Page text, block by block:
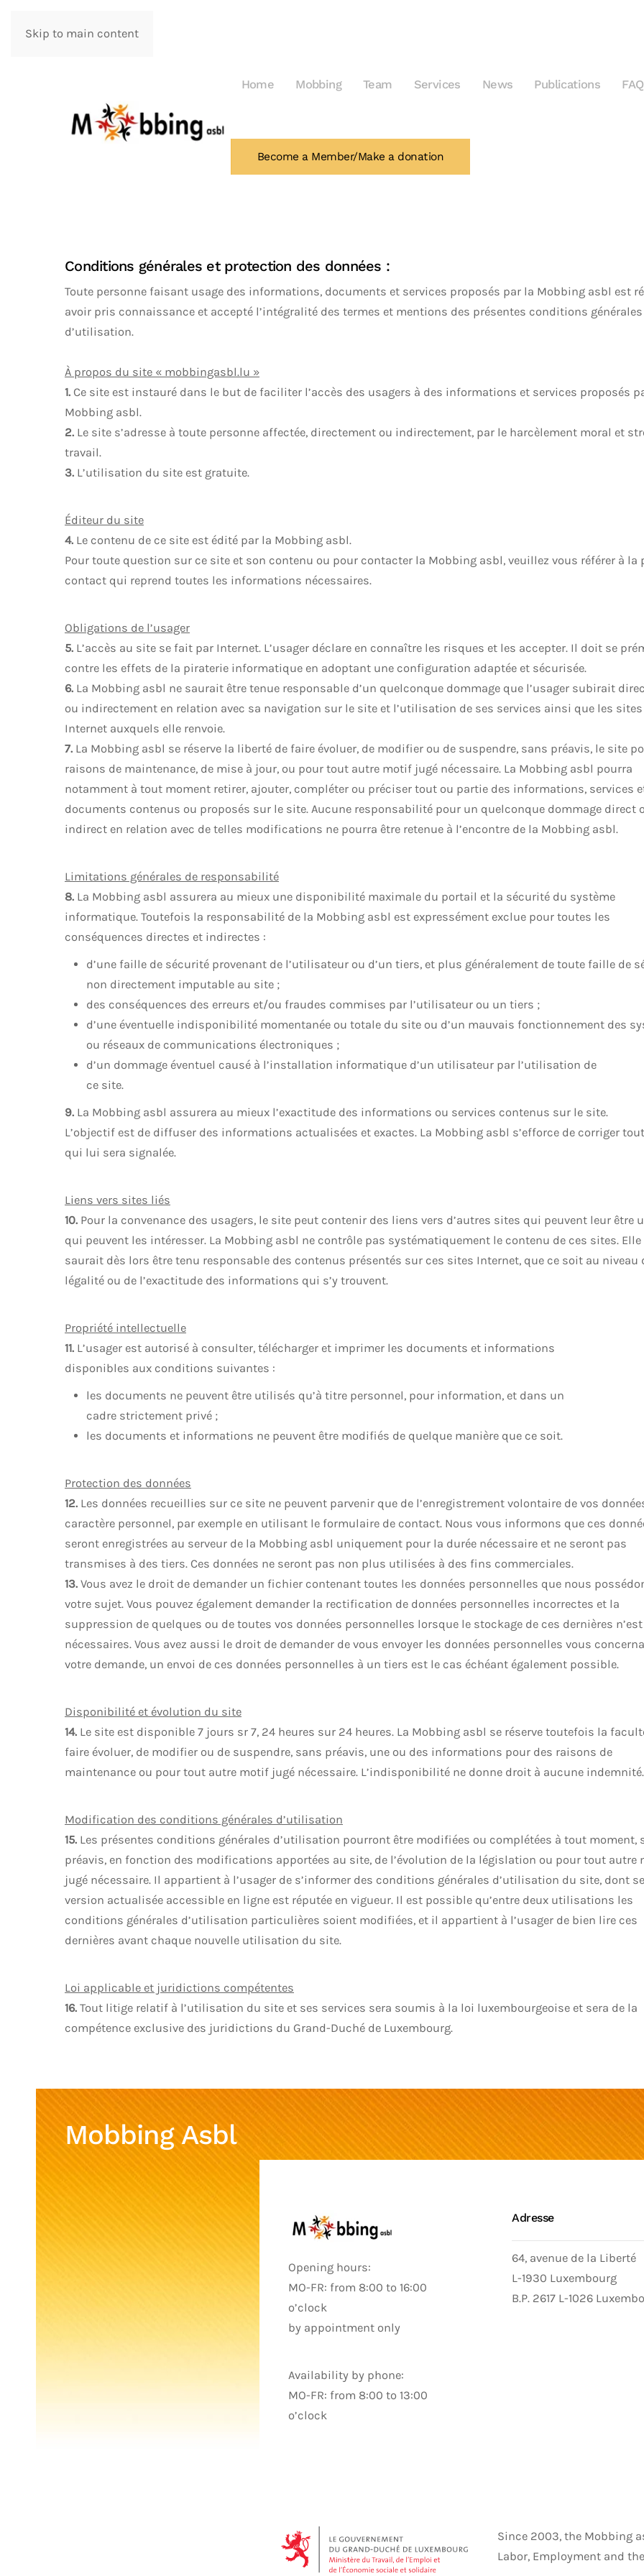
Skip to main content
Home Mobbing Team Services News Publications FAQ
Become a Member/Make a donation
Conditions générales et protection des données :
Toute personne faisant usage des informations, documents et services proposés par la Mobbing asbl est
avoir pris connaissance et accepté l’intégralité des termes et mentions des présentes conditions générales
d’utilisation.
À propos du site « mobbingasbl.lu »
1. Ce site est instauré dans le but de faciliter l’accès des usagers à des informations et services proposés
Mobbing asbl.
2. Le site s’adresse à toute personne affectée, directement ou indirectement, par le harcèlement moral et
travail.
3. L’utilisation du site est gratuite.
Éditeur du site
4. Le contenu de ce site est édité par la Mobbing asbl.
Pour toute question sur ce site et son contenu ou pour contacter la Mobbing asbl, veuillez vous référer à la
contact qui reprend toutes les informations nécessaires.
Obligations de l’usager
5. L’accès au site se fait par Internet. L’usager déclare en connaître les risques et les accepter. Il doit se
contre les effets de la piraterie informatique en adoptant une configuration adaptée et sécurisée.
6. La Mobbing asbl ne saurait être tenue responsable d’un quelconque dommage que l’usager subirait
ou indirectement en relation avec sa navigation sur le site et l’utilisation de ses services ainsi que les sites
Internet auxquels elle renvoie.
7. La Mobbing asbl se réserve la liberté de faire évoluer, de modifier ou de suspendre, sans préavis, le site
raisons de maintenance, de mise à jour, ou pour tout autre motif jugé nécessaire. La Mobbing asbl pourra
notamment à tout moment retirer, ajouter, compléter ou préciser tout ou partie des informations, services
documents contenus ou proposés sur le site. Aucune responsabilité pour un quelconque dommage direct
indirect en relation avec de telles modifications ne pourra être retenue à l’encontre de la Mobbing asbl.
Limitations générales de responsabilité
8. La Mobbing asbl assurera au mieux une disponibilité maximale du portail et la sécurité du système
informatique. Toutefois la responsabilité de la Mobbing asbl est expressément exclue pour toutes les
conséquences directes et indirectes :
d’une faille de sécurité provenant de l’utilisateur ou d’un tiers, et plus généralement de toute faille de
non directement imputable au site ;
des conséquences des erreurs et/ou fraudes commises par l’utilisateur ou un tiers ;
d’une éventuelle indisponibilité momentanée ou totale du site ou d’un mauvais fonctionnement des
ou réseaux de communications électroniques ;
d’un dommage éventuel causé à l’installation informatique d’un utilisateur par l’utilisation de
ce site.
9. La Mobbing asbl assurera au mieux l’exactitude des informations ou services contenus sur le site.
L’objectif est de diffuser des informations actualisées et exactes. La Mobbing asbl s’efforce de corriger
qui lui sera signalée.
Liens vers sites liés
10. Pour la convenance des usagers, le site peut contenir des liens vers d’autres sites qui peuvent leur être
qui peuvent les intéresser. La Mobbing asbl ne contrôle pas systématiquement le contenu de ces sites. Elle
saurait dès lors être tenu responsable des contenus présentés sur ces sites Internet, que ce soit au niveau
légalité ou de l’exactitude des informations qui s’y trouvent.
Propriété intellectuelle
11. L’usager est autorisé à consulter, télécharger et imprimer les documents et informations
disponibles aux conditions suivantes :
les documents ne peuvent être utilisés qu’à titre personnel, pour information, et dans un
cadre strictement privé ;
les documents et informations ne peuvent être modifiés de quelque manière que ce soit.
Protection des données
12. Les données recueillies sur ce site ne peuvent parvenir que de l’enregistrement volontaire de vos
caractère personnel, par exemple en utilisant le formulaire de contact. Nous vous informons que ces
seront enregistrées au serveur de la Mobbing asbl uniquement pour la durée nécessaire et ne seront pas
transmises à des tiers. Ces données ne seront pas non plus utilisées à des fins commerciales.
13. Vous avez le droit de demander un fichier contenant toutes les données personnelles que nous
votre sujet. Vous pouvez également demander la rectification de données personnelles incorrectes et la
suppression de quelques ou de toutes vos données personnelles lorsque le stockage de ces dernières
nécessaires. Vous avez aussi le droit de demander de vous envoyer les données personnelles vous
votre demande, un envoi de ces données personnelles à un tiers est le cas échéant également possible.
Disponibilité et évolution du site
14. Le site est disponible 7 jours sr 7, 24 heures sur 24 heures. La Mobbing asbl se réserve toutefois la
faire évoluer, de modifier ou de suspendre, sans préavis, une ou des informations pour des raisons de
maintenance ou pour tout autre motif jugé nécessaire. L’indisponibilité ne donne droit à aucune indemnité.
Modification des conditions générales d’utilisation
15. Les présentes conditions générales d’utilisation pourront être modifiées ou complétées à tout moment,
préavis, en fonction des modifications apportées au site, de l’évolution de la législation ou pour tout autre
jugé nécessaire. Il appartient à l’usager de s’informer des conditions générales d’utilisation du site, dont
version actualisée accessible en ligne est réputée en vigueur. Il est possible qu’entre deux utilisations les
conditions générales d’utilisation particulières soient modifiées, et il appartient à l’usager de bien lire ces
dernières avant chaque nouvelle utilisation du site.
Loi applicable et juridictions compétentes
16. Tout litige relatif à l’utilisation du site et ses services sera soumis à la loi luxembourgeoise et sera de la
compétence exclusive des juridictions du Grand-Duché de Luxembourg.
Mobbing Asbl
Opening hours:
MO-FR: from 8:00 to 16:00
o’clock
by appointment only
Availability by phone:
MO-FR: from 8:00 to 13:00
o’clock
Adresse
64, avenue de la Liberté
L-1930 Luxembourg
B.P. 2617 L-1026
Since 2003, the Mobbing
Labor, Employment and